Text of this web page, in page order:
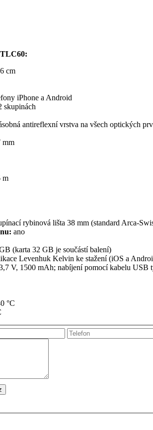
:
cm
iPhone a Android
skupinách
antireflexní vrstva na všech optických
mm
m
rybinová lišta 38 mm (standard Arca-
ano
(karta 32 GB je součástí balení)
Levenhuk Kelvin ke stažení (iOS a
V, 1500 mAh; nabíjení pomocí kabelu USB
°C